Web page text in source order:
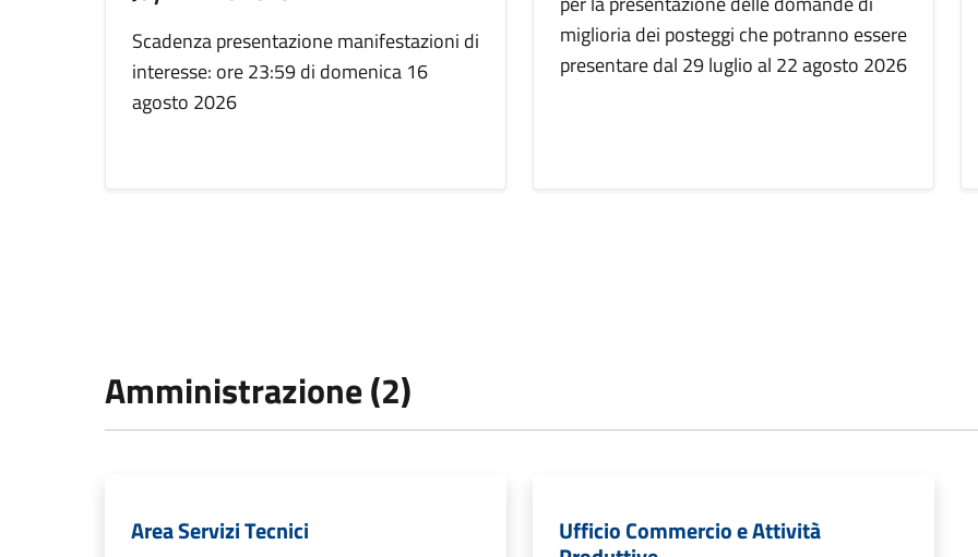
Scadenza presentazione manifestazioni di
interesse: ore 23:59 di domenica 16
agosto 2026
miglioria dei posteggi che potranno essere
presentare dal 29 luglio al 22 agosto 2026
Amministrazione (2)
Area Servizi Tecnici Ufficio Commercio e Attività